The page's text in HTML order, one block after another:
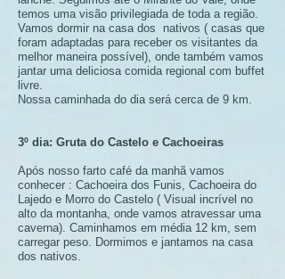
temos uma visão privilegiada de toda a região.
Vamos dormir na casa dos nativos ( casas que
foram adaptadas para receber os visitantes da
melhor maneira possível), onde também vamos
jantar uma deliciosa comida regional com buffet
livre.
Nossa caminhada do dia será cerca de 9 km.
3º dia: Gruta do Castelo e Cachoeiras
Após nosso farto café da manhã vamos
conhecer : Cachoeira dos Funis, Cachoeira do
Lajedo e Morro do Castelo ( Visual incrível no
alto da montanha, onde vamos atravessar uma
caverna). Caminhamos em média 12 km, sem
carregar peso. Dormimos e jantamos na casa
dos nativos.